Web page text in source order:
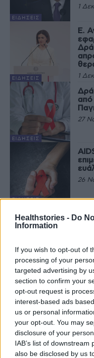
Healthstories - Do
Information
If you wish to opt-out of
processing of your
targeted advertising by
section to confirm your
opt-out request is
interest-based ads
us or personal
your opt-out. You may
disclosure of your
IAB’s list of
also be disclosed by us
ΕΙΔΉΣΕΙΣ
1
ΕΙΔΉΣΕΙΣ
Ε.
1
ΕΙΔΉΣΕΙΣ
27
ΕΙΔΉΣΕΙΣ
26
ΕΙΔΉΣΕΙΣ
24
ΕΙΔΉΣΕΙΣ
νέο
6
O